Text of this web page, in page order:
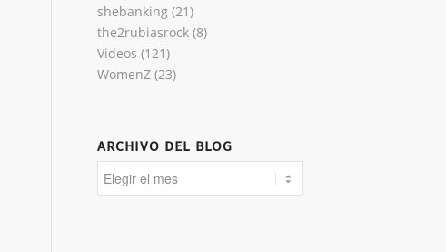
shebanking(21)
the2rubiasrock(8)
Videos (121)
WomenZ(23)
ARCHIVO DEL BLOG